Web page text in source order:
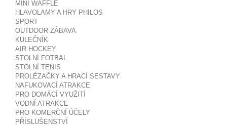
MINI WAFFLE
HLAVOLAMY A HRY PHILOS
SPORT
OUTDOOR ZÁBAVA
KULEČNÍK
AIR HOCKEY
STOLNÍ FOTBAL
STOLNÍ TENIS
PROLÉZAČKY A HRACÍ SESTAVY
NAFUKOVACÍ ATRAKCE
PRO DOMÁCÍ VYUŽITÍ
VODNÍ ATRAKCE
PRO KOMERČNÍ ÚČELY
PŘÍSLUŠENSTVÍ